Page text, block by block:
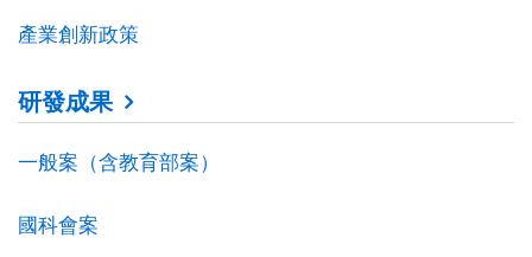
產業創新政策
研發成果
一般案（含教育部案）
國科會案